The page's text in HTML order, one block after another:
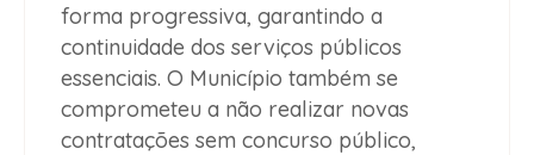
forma progressiva, garantindo a
continuidade dos serviços públicos
essenciais. O Município também se
comprometeu a não realizar novas
contratações sem concurso público,